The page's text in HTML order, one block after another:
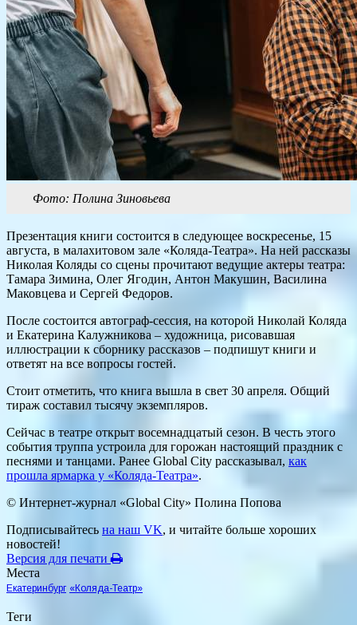
Фото: Полина Зиновьева
Презентация книги состоится в следующее воскресенье, 15
августа, в малахитовом зале «Коляда-Театра». На ней рассказы
Николая Коляды со сцены прочитают ведущие актеры театра:
Тамара Зимина, Олег Ягодин, Антон Макушин, Василина
Маковцева и Сергей Федоров.
После состоится автограф-сессия, на которой Николай Коляда
и Екатерина Калужникова – художница, рисовавшая
иллюстрации к сборнику рассказов – подпишут книги и
ответят на все вопросы гостей.
Стоит отметить, что книга вышла в свет 30 апреля. Общий
тираж составил тысячу экземпляров.
Сейчас в театре открыт восемнадцатый сезон. В честь этого
события труппа устроила для горожан настоящий праздник с
песнями и танцами. Ранее Global City рассказывал, как
прошла ярмарка у «Коляда-Театра».
© Интернет-журнал «Global City» Полина Попова
Подписывайтесь на наш VK, и читайте больше хороших
новостей!
Версия для печати
Места
Екатеринбург «Коляда-Театр»
Теги